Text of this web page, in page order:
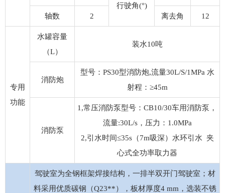
行驶角(°)
轴数 2 离去角 12
专用
功能
水罐容量
（L）
装水10吨
消防炮
型号：PS30型消防炮,流量30L/S/1MPa 水
射程：≥45m
消防泵
1,常压消防泵型号：CB10/30车用消防泵，
流量:30L/s，压力：1.0MPa
2,引水时间≤35s（7m吸深）水环引水 夹
心式全功率取力器
驾驶室为全钢框架焊接结构，一排半双开门驾驶室；材
料采用优质碳钢（Q23**），板材厚度4 mm，选装不锈